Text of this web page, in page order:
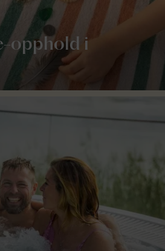
opphold i